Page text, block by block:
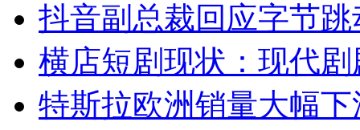
抖音副总裁回应字节
横店短剧现状：现代剧
特斯拉欧洲销量大幅